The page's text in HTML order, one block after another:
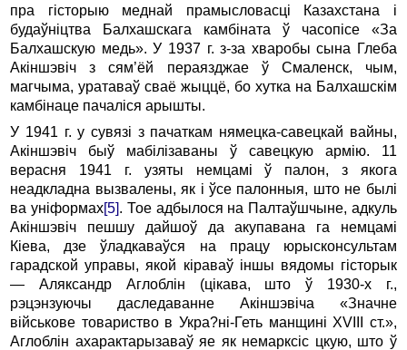
пра гісторыю меднай прамысловасці Казахстана і
будаўніцтва Балхашскага камбіната ў часопісе «За
Балхашскую медь». У 1937 г. з-за хваробы сына Глеба
Акіншэвіч з сям’ёй пераязджае ў Смаленск, чым,
магчыма, уратаваў сваё жыццё, бо хутка на Балхашскім
камбінаце пачаліся арышты.
У 1941 г. у сувязі з пачаткам нямецка-савецкай вайны,
Акіншэвіч быў мабілізаваны ў савецкую армію. 11
верасня 1941 г. узяты немцамі ў палон, з якога
неадкладна вызвалены, як і ўсе палонныя, што не былі
ва уніформах[5]. Тое адбылося на Палтаўшчыне, адкуль
Акіншэвіч пешшу дайшоў да акупавана га немцамі
Кіева, дзе ўладкаваўся на працу юрысконсультам
гарадской управы, якой кіраваў іншы вядомы гісторык
— Аляксандр Аглоблін (цікава, што ў 1930-х г.,
рэцэнзуючы даследаванне Акіншэвіча «Значне
військове товариство в Укра?ні-Геть манщині XVIII ст.»,
Аглоблін ахарактарызаваў яе як немарксіс цкую, што ў